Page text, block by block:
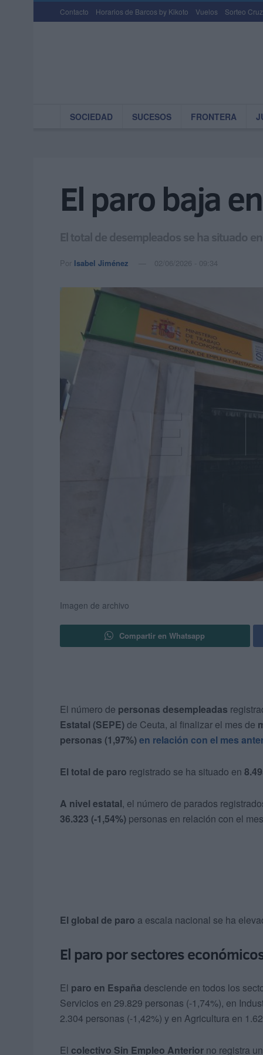
Contacto Horarios de Barcos by Kikoto Vuelos Sorteo
SOCIEDAD SUCESOS FRONTERA
El paro baja
El total de desempleados se ha situado
Por Isabel Jiménez 02/06/2026 - 09:34
Imagen de archivo
Compartir en Whatsapp
El número de personas desempleadas
Estatal (SEPE)de Ceuta, al finalizar el mes de
personas (1,97%)en relación con el mes
El total de paro registrado se ha situado en
A nivel estatal, el número de parados
36.323 (-1,54%) personas en relación con el
El global de paro a escala nacional se ha
El paro por sectores
El paro en España desciende en todos los
Servicios en 29.829 personas (-1,74%), en
2.304 personas (-1,42%) y en Agricultura en
El colectivo Sin Empleo Anterior no registra